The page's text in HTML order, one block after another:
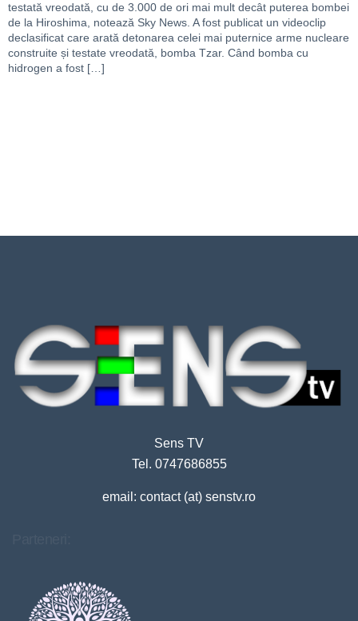
testată vreodată, cu de 3.000 de ori mai mult decât puterea bombei
de la Hiroshima, notează Sky News. A fost publicat un videoclip
declasificat care arată detonarea celei mai puternice arme nucleare
construite și testate vreodată, bomba Tzar. Când bomba cu
hidrogen a fost […]
Sens TV
Tel. 0747686855
email: contact (at) senstv.ro